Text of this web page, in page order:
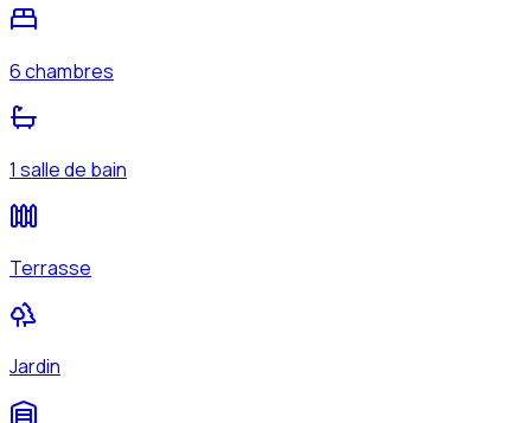
6 chambres
1 salle de bain
Terrasse
Jardin